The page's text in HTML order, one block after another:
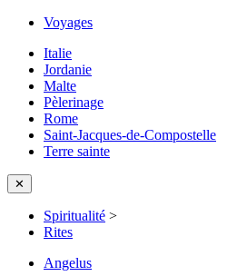
Voyages
Italie
Jordanie
Malte
Pèlerinage
Rome
Saint-Jacques-de-Compostelle
Terre sainte
✕
Spiritualité >
Rites
Angelus